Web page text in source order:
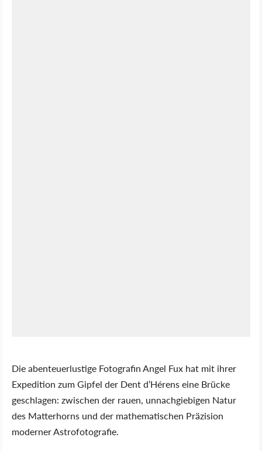
Die abenteuerlustige Fotografin Angel Fux hat mit ihrer
Expedition zum Gipfel der Dent d’Hérens eine Brücke
geschlagen: zwischen der rauen, unnachgiebigen Natur
des Matterhorns und der mathematischen Präzision
moderner Astrofotografie.